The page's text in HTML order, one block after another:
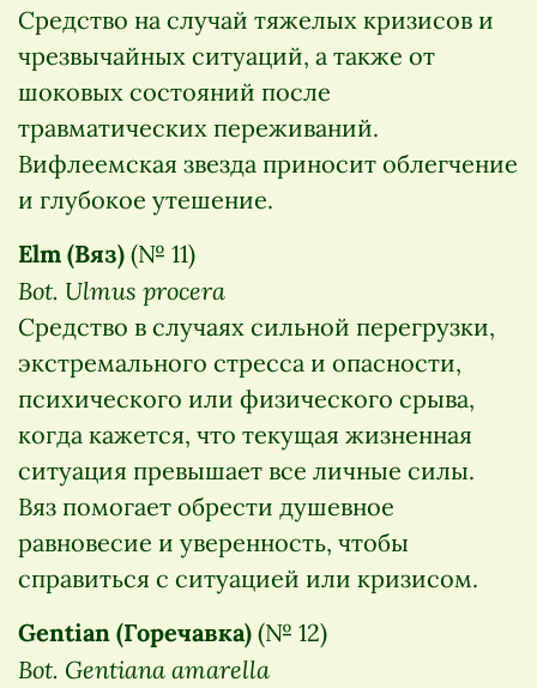
Средство на случай тяжелых кризисов и
чрезвычайных ситуаций, а также от
шоковых состояний после
травматических переживаний.
Вифлеемская звезда приносит облегчение
и глубокое утешение.
Elm (Вяз) (№ 11)
Bot. Ulmus procera
Средство в случаях сильной перегрузки,
экстремального стресса и опасности,
психического или физического срыва,
когда кажется, что текущая жизненная
ситуация превышает все личные силы.
Вяз помогает обрести душевное
равновесие и уверенность, чтобы
справиться с ситуацией или кризисом.
Gentian (Горечавка) (№ 12)
Bot. Gentiana amarella